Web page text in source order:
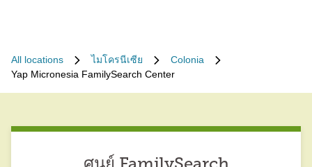
All locations ไมโครนีเซีย
Colonia
Yap Micronesia FamilySearch Center